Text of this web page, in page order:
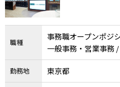
職種
事務職オープンポジ
一般事務・営業事務
勤務地 東京都